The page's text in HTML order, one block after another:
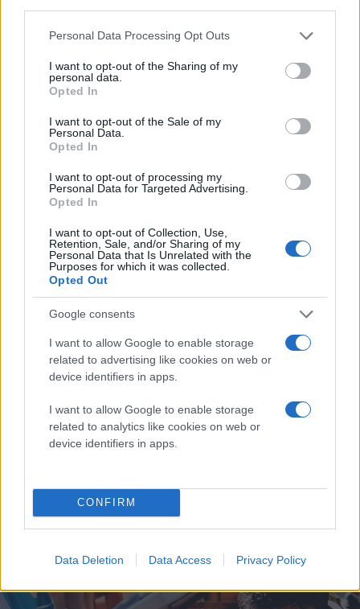
Please note that this website/app uses one or more Google
not limited to your visit or usage behaviour. You may click to
grant or deny consent to Google and its third-party tags to
use your data for below specified purposes in below Google
consent section.
Personal Data Processing Opt Outs
I want to opt-out of the Sharing of my
personal data.
Opted In
I want to opt-out of the Sale of my
Personal Data.
Opted In
I want to opt-out of processing my
Personal Data for Targeted Advertising.
Opted In
I want to opt-out of Collection, Use,
Retention, Sale, and/or Sharing of my
Personal Data that Is Unrelated with the
Purposes for which it was collected.
Opted Out
Google consents
I want to allow Google to enable storage
related to advertising like cookies on web or
device identifiers in apps.
I want to allow Google to enable storage
related to analytics like cookies on web or
device identifiers in apps.
CONFIRM
Data Deletion Data Access Privacy Policy
Από την πρωινή χαλάρωση μέχρι τη βραδινή
διασκέδαση
ξεχωρίζει είναι η δυνατότητα να προσφέρει διαφορετικές
μεσημέρι, οι επισκέπτες μπορούν να απολαύσουν τη
θάλασσα στις ξαπλώστρες του beach bar, συνοδεύοντας τις
στιγμές χαλάρωσης με καφέ, δροσερά ροφήματα ή ελαφριά
γεύματα. Η θέα στη θάλασσα και το ήρεμο περιβάλλον
απόδραση από την καθημερινότητα.